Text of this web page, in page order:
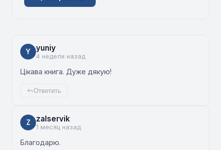
Y yuniy
4 недели назад
Цікава книга. Дуже дякую!
Ответить
Z zalservik
1 месяц назад
Благодарю.